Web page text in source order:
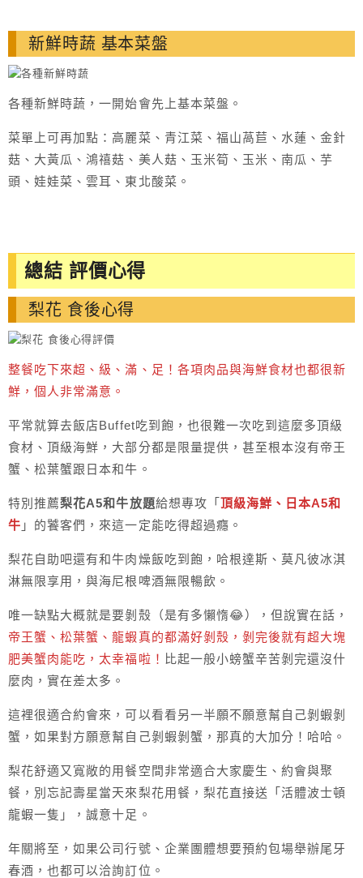
新鮮時蔬 基本菜盤
各種新鮮時蔬，一開始會先上基本菜盤。
菜單上可再加點：高麗菜、青江菜、福山萵苣、水蓮、金針
菇、大黃瓜、鴻禧菇、美人菇、玉米筍、玉米、南瓜、芋
頭、娃娃菜、雲耳、東北酸菜。
總結 評價心得
梨花 食後心得
整餐吃下來超、級、滿、足！各項肉品與海鮮食材也都很新
鮮，個人非常滿意。
平常就算去飯店Buffet吃到飽，也很難一次吃到這麼多頂級
食材、頂級海鮮，大部分都是限量提供，甚至根本沒有帝王
蟹、松葉蟹跟日本和牛。
特別推薦梨花A5和牛放題給想專攻「 頂級海鮮、日本A5和
牛 」的饕客們，來這一定能吃得超過癮。
梨花自助吧還有和牛肉燥飯吃到飽，哈根達斯、莫凡彼冰淇
淋無限享用，與海尼根啤酒無限暢飲。
唯一缺點大概就是要剝殼（是有多懶惰😂），但說實在話，
帝王蟹、松葉蟹、龍蝦真的都滿好剝殼，剝完後就有超大塊
肥美蟹肉能吃，太幸福啦！ 比起一般小螃蟹辛苦剝完還沒什
麼肉，實在差太多。
這裡很適合約會來，可以看看另一半願不願意幫自己剝蝦剝
蟹，如果對方願意幫自己剝蝦剝蟹，那真的大加分！哈哈。
梨花舒適又寬敞的用餐空間非常適合大家慶生、約會與聚
餐，別忘記壽星當天來梨花用餐，梨花直接送「活體波士頓
龍蝦一隻」，誠意十足。
年關將至，如果公司行號、企業團體想要預約包場舉辦尾牙
春酒，也都可以洽詢訂位。